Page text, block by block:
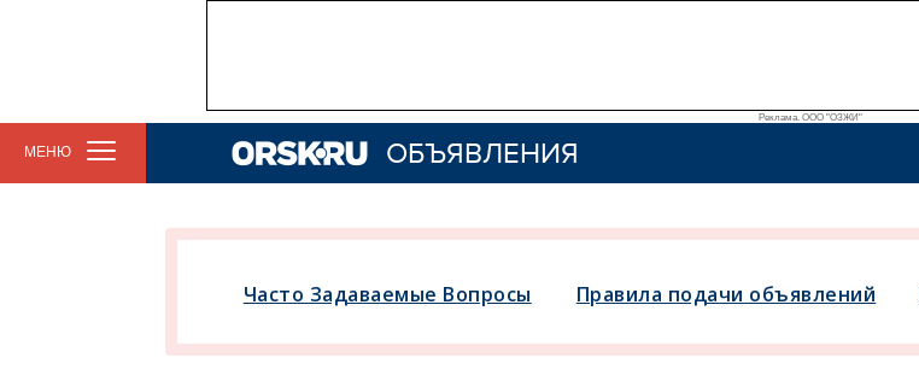
Реклама. ООО "ОЗЖИ"
МЕНЮ ОБЪЯВЛЕНИЯ
Часто Задаваемые Вопросы Правила подачи объявлений